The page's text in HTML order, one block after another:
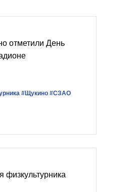
отметили День
#Щукино #СЗАО
физкультурника